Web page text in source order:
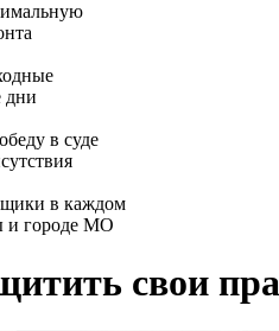
дни
в суде
в каждом
и городе МО
свои